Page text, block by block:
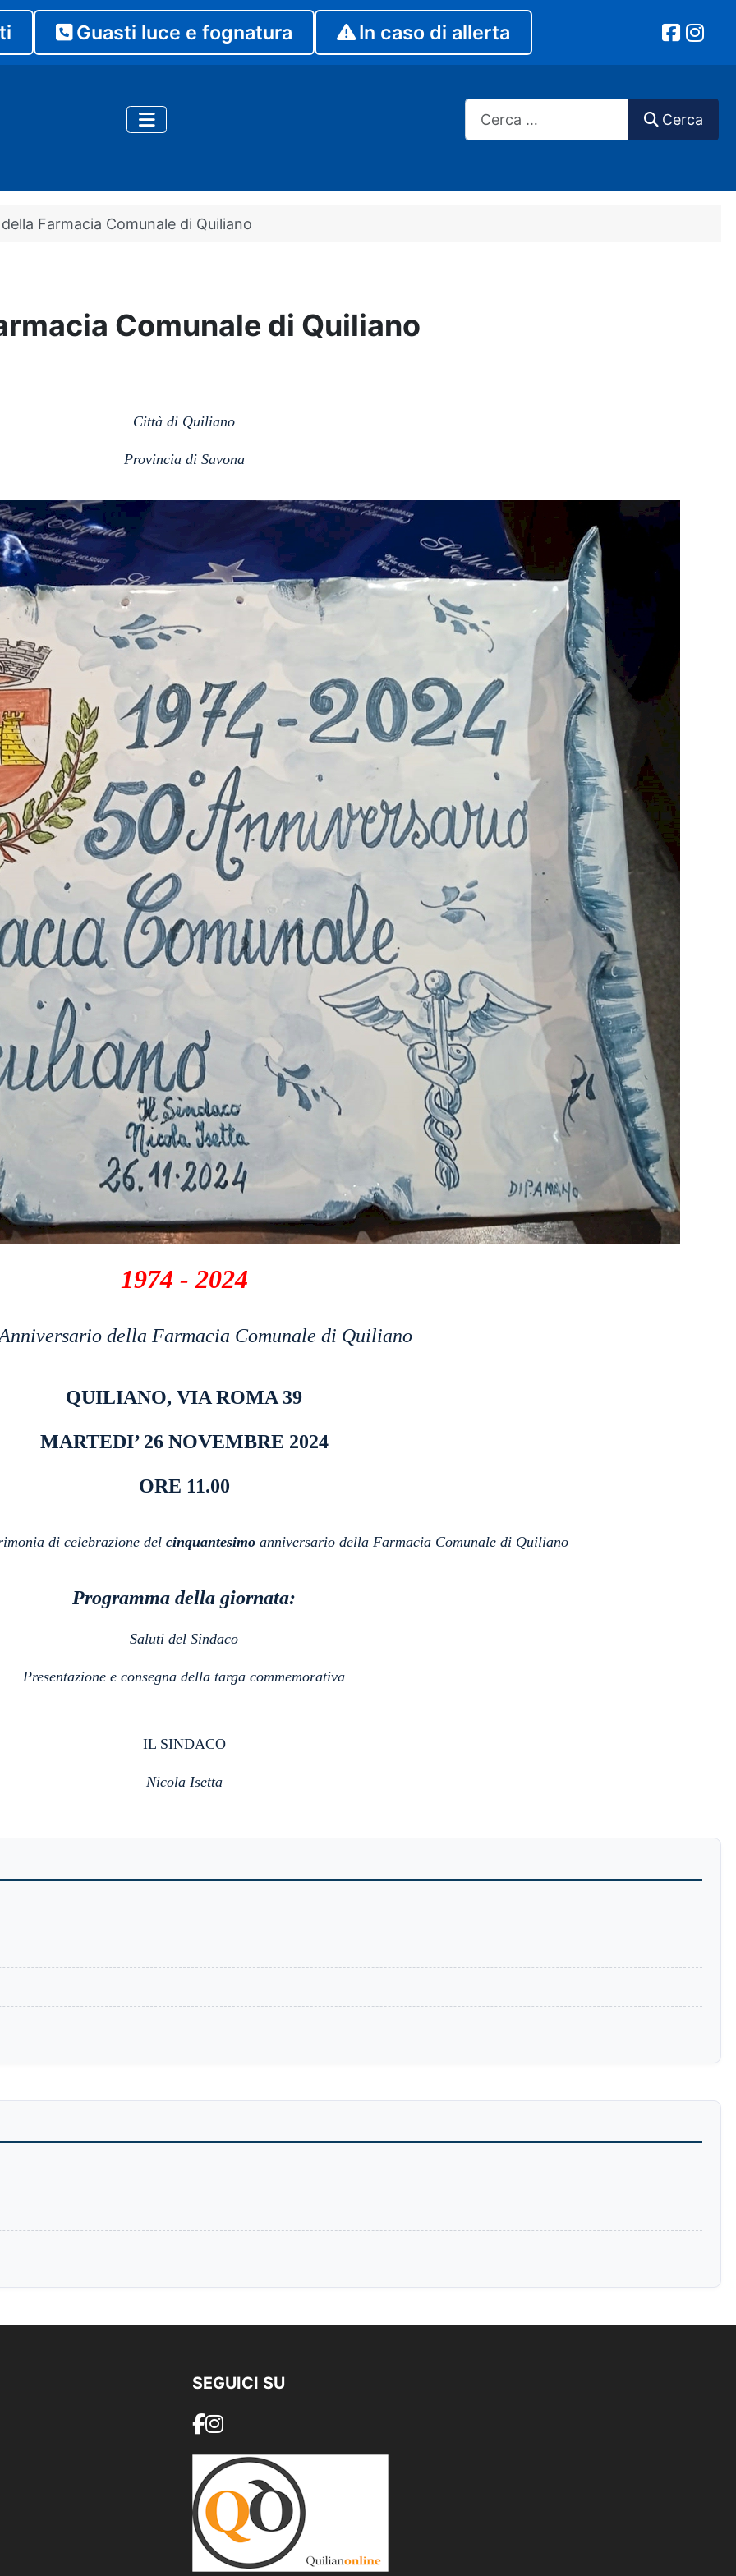
Guasti luce e fognatura In caso di allerta
Cerca
Cerca
Farmacia Comunale di Quiliano
Comunale di Quiliano
Città di Quiliano
Provincia di Savona
1974 - 2024
della Farmacia Comunale di Quiliano
QUILIANO, VIA ROMA 39
MARTEDI’ 26 NOVEMBRE 2024
ORE 11.00
di celebrazione del cinquantesimoanniversario della Farmacia Comunale di Quiliano
Programma della giornata:
Saluti del Sindaco
Presentazione e consegna della targa commemorativa
IL SINDACO
Nicola Isetta
SEGUICI SU